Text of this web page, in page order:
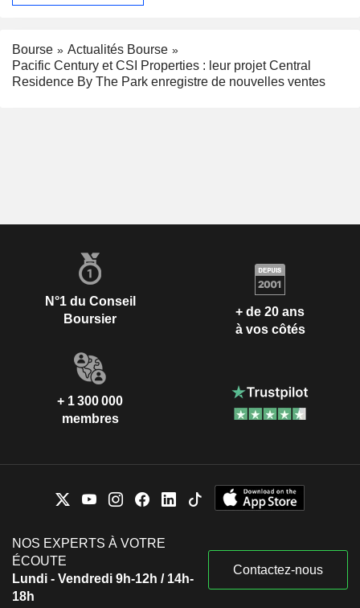
Bourse
Actualités Bourse
Pacific Century et CSI Properties : leur projet Central
Residence By The Park enregistre de nouvelles ventes
N°1 du Conseil
Boursier
+ de 20 ans
à vos côtés
+ 1 300 000
membres
NOS EXPERTS À VOTRE
ÉCOUTE
Lundi - Vendredi 9h-12h / 14h-
18h
Contactez-nous